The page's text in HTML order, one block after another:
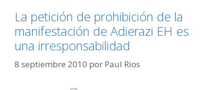
La petición de prohibición de la
manifestación de Adierazi EH es
una irresponsabilidad
8 septiembre 2010 por Paul Rios